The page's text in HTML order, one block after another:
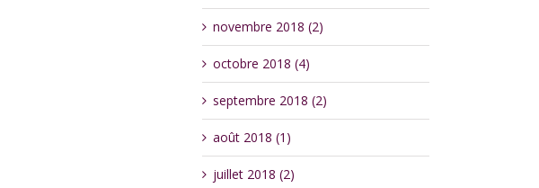
novembre 2018 (2)
octobre 2018 (4)
septembre 2018 (2)
août 2018 (1)
juillet 2018 (2)